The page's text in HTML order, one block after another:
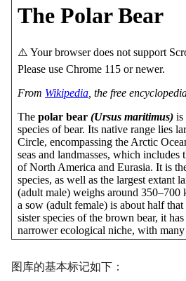
图库的基本标记如下：